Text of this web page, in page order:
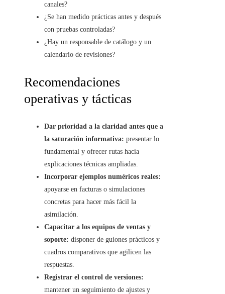
canales?
¿Se han medido prácticas antes y después
con pruebas controladas?
¿Hay un responsable de catálogo y un
calendario de revisiones?
Recomendaciones
operativas y tácticas
Dar prioridad a la claridad antes que a
la saturación informativa: presentar lo
fundamental y ofrecer rutas hacia
explicaciones técnicas ampliadas.
Incorporar ejemplos numéricos reales:
apoyarse en facturas o simulaciones
concretas para hacer más fácil la
asimilación.
Capacitar a los equipos de ventas y
soporte: disponer de guiones prácticos y
cuadros comparativos que agilicen las
respuestas.
Registrar el control de versiones:
mantener un seguimiento de ajustes y